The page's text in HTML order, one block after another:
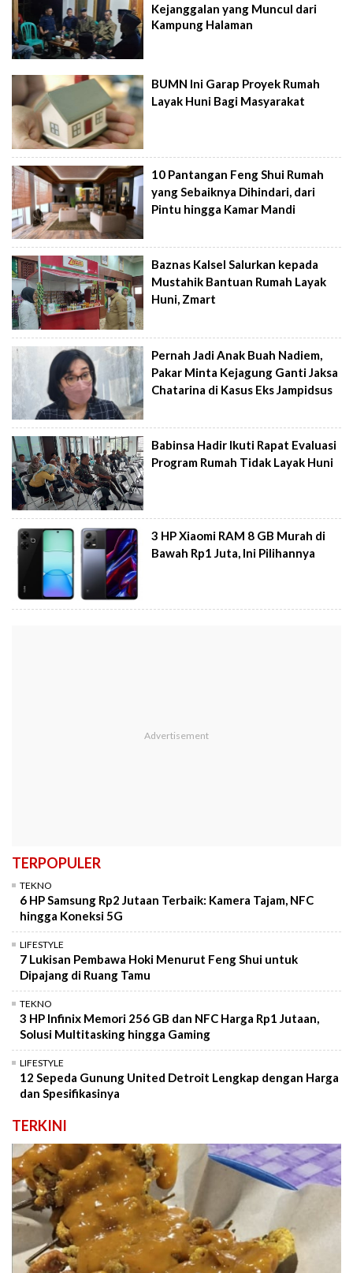
Kejanggalan yang Muncul dari
Kampung Halaman
BUMN Ini Garap Proyek Rumah
Layak Huni Bagi Masyarakat
10 Pantangan Feng Shui Rumah
yang Sebaiknya Dihindari, dari
Pintu hingga Kamar Mandi
Baznas Kalsel Salurkan kepada
Mustahik Bantuan Rumah Layak
Huni, Zmart
Pernah Jadi Anak Buah Nadiem,
Pakar Minta Kejagung Ganti Jaksa
Chatarina di Kasus Eks Jampidsus
Babinsa Hadir Ikuti Rapat Evaluasi
Program Rumah Tidak Layak Huni
3 HP Xiaomi RAM 8 GB Murah di
Bawah Rp1 Juta, Ini Pilihannya
TERPOPULER
TEKNO
6 HP Samsung Rp2 Jutaan Terbaik: Kamera Tajam, NFC
hingga Koneksi 5G
LIFESTYLE
7 Lukisan Pembawa Hoki Menurut Feng Shui untuk
Dipajang di Ruang Tamu
TEKNO
3 HP Infinix Memori 256 GB dan NFC Harga Rp1 Jutaan,
Solusi Multitasking hingga Gaming
LIFESTYLE
12 Sepeda Gunung United Detroit Lengkap dengan Harga
dan Spesifikasinya
TERKINI